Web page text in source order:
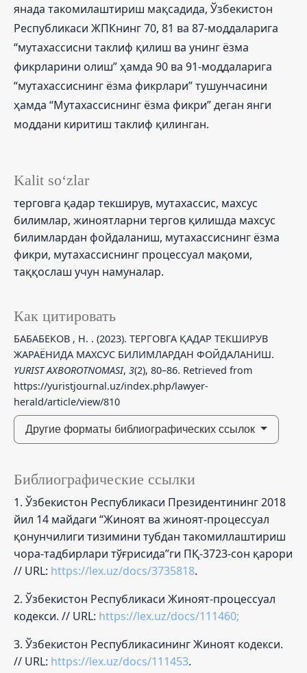
Kalit so‘zlar
терговга қадар текширув, мутахассис, махсус
билимлар, жиноятларни тергов қилишда махсус
билимлардан фойдаланиш, мутахассиснинг ёзма
фикри, мутахассиснинг процессуал мақоми,
таққослаш учун намуналар.
Как цитировать
БАБАБЕКОВ , Н. . (2023). ТЕРГОВГА ҚАДАР ТЕКШИРУВ
ЖАРАЁНИДА МАХСУС БИЛИМЛАРДАН ФОЙДАЛАНИШ.
YURIST AXBOROTNOMASI, 3(2), 80–86. Retrieved from
https://yuristjournal.uz/index.php/lawyer-
herald/article/view/810
Другие форматы библиографических ссылок
янада такомилаштириш мақсадида, Ўзбекистон
Республикаси ЖПКнинг 70, 81 ва 87-моддаларига
“мутахассисни таклиф қилиш ва унинг ёзма
фикрларини олиш” ҳамда 90 ва 91-моддаларига
“мутахассиснинг ёзма фикрлари” тушунчасини
ҳамда “Мутахассиснинг ёзма фикри” деган янги
моддани киритиш таклиф қилинган.
Библиографические ссылки
1. Ўзбекистон Республикаси Президентининг 2018
йил 14 майдаги “Жиноят ва жиноят-процессуал
қонунчилиги тизимини тубдан такомиллаштириш
чора-тадбирлари тўғрисида”ги ПҚ-3723-сон қарори
// URL: https://lex.uz/docs/3735818.
2. Ўзбекистон Республикаси Жиноят-процессуал
кодекси. // URL: https://lex.uz/docs/111460;
3. Ўзбекистон Республикасининг Жиноят кодекси.
// URL: https://lex.uz/docs/111453.